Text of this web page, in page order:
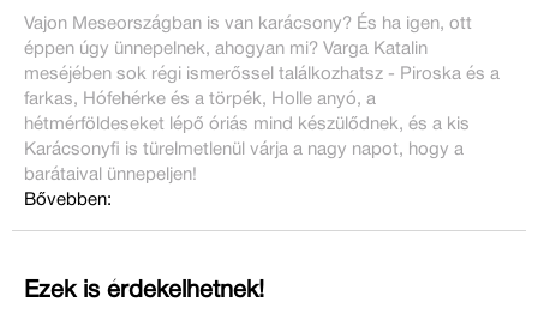
Vajon Meseországban is van karácsony? És ha igen, ott
éppen úgy ünnepelnek, ahogyan mi? Varga Katalin
meséjében sok régi ismerőssel találkozhatsz - Piroska és a
farkas, Hófehérke és a törpék, Holle anyó, a
hétmérföldeseket lépő óriás mind készülődnek, és a kis
Karácsonyfi is türelmetlenül várja a nagy napot, hogy a
barátaival ünnepeljen!
Bővebben:
Ezek is érdekelhetnek!